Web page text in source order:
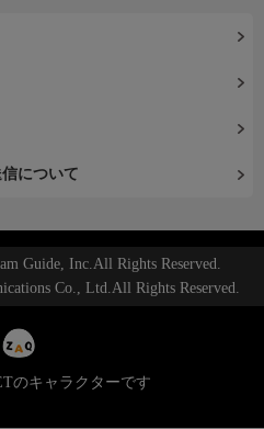
について
Guide, Inc.All Rights Reserved.
Co., Ltd.All Rights Reserved.
のキャラクターです